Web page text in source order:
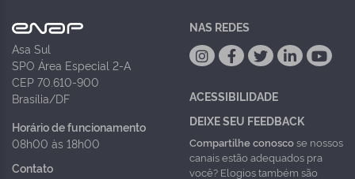
Asa Sul
SPO Área Especial 2-A
CEP 70.610-900
Brasília/DF
Horário de funcionamento
08h00 às 18h00
Contato
NAS REDES
ACESSIBILIDADE
DEIXE SEU FEEDBACK
Compartilhe conoscose nossos
canais estão adequados pra
você? Elogios também são